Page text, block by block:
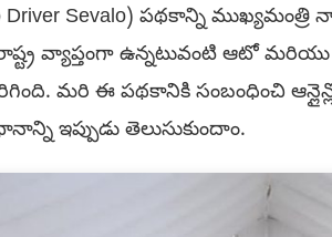
Sevalo) పథకాన్ని
వ్యాప్తంగా ఉన్నటువంటి ఆటో
ఈ పథకానికి సంబంధించి ఆన్లైన్లో
ఇప్పుడు తెలుసుకుందాం.